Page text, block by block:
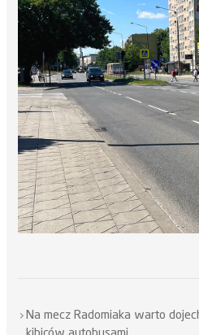
Na mecz Radomiaka warto